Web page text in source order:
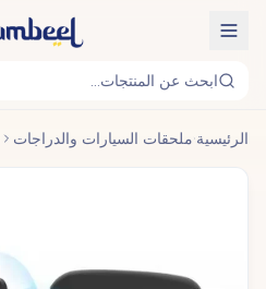
ابحث عن المنتجات...
الرئيسية ملحقات السيارات والدراجات